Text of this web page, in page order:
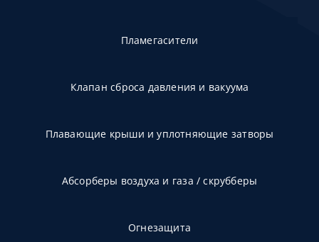
Пламегасители
Клапан сброса давления и вакуума
Плавающие крыши и уплотняющие затворы
Абсорберы воздуха и газа / скрубберы
Огнезащита